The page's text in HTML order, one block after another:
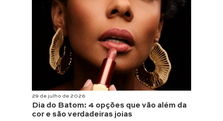
29 de julho de 2026
Dia do Batom: 4 opções que vão além da
cor e são verdadeiras joias